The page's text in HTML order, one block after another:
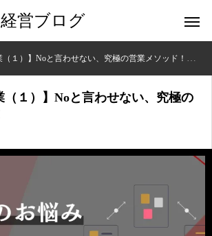
営ブログ
（１）】Noと言わせない、究極の営業メソッド！
（１）】Noと言わせない、究極の